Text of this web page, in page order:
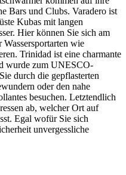
Bars und Clubs. Varadero ist
Kubas mit langen
Hier können Sie sich am
Wassersportarten wie
Trinidad ist eine charmante
wurde zum UNESCO-
durch die gepflasterten
oder den nahe
besuchen. Letztendlich
ab, welcher Ort auf
Egal wofür Sie sich
unvergessliche